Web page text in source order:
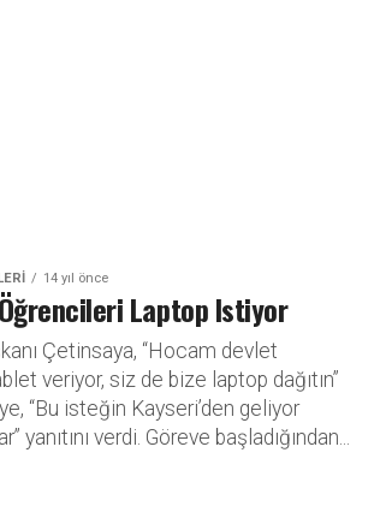
14 yıl önce
Laptop Istiyor
Çetinsaya, “Hocam devlet
veriyor, siz de bize laptop dağıtın”
“Bu isteğin Kayseri’den geliyor
yanıtını verdi. Göreve başladığından...